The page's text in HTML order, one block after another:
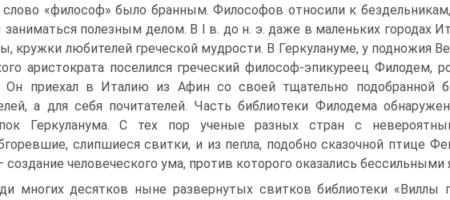
слово «философ» было бранным. Философов относили к
занимать­ся полезным делом. В I в. до н. э. даже в маленьких городах
кружки любителей греческой муд­рости. В Геркулануме, у подножия
аристократа поселился греческий философ-эпикуреец Фи­лодем,
Он приехал в Италию из Афин со своей тщательно подо­бранной
а для себя почитате­лей. Часть библиотеки Филодема
Геркуланума. C тех пор ученые разных стран с
слипшиеся свит­ки, и из пепла, подобно сказочной птице
создание человечес­кого ума, против которого оказа­лись
многих десятков ныне развернутых свитков библиотеки «Виллы